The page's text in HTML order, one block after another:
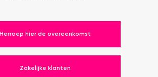
Herroep hier de overeenkomst
Zakelijke klanten